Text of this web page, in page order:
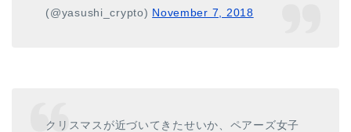
(@yasushi_crypto) November 7, 2018
クリスマスが近づいてきたせいか、ペアーズ女子